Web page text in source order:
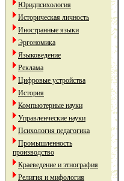
Юридпсихология
Историческая личность
Иностранные языки
Эргономика
Языковедение
Реклама
Цифровые устройства
История
Компьютерные науки
Управленческие науки
Психология педагогика
Промышленность
производство
Краеведение и этнография
Религия и мифология